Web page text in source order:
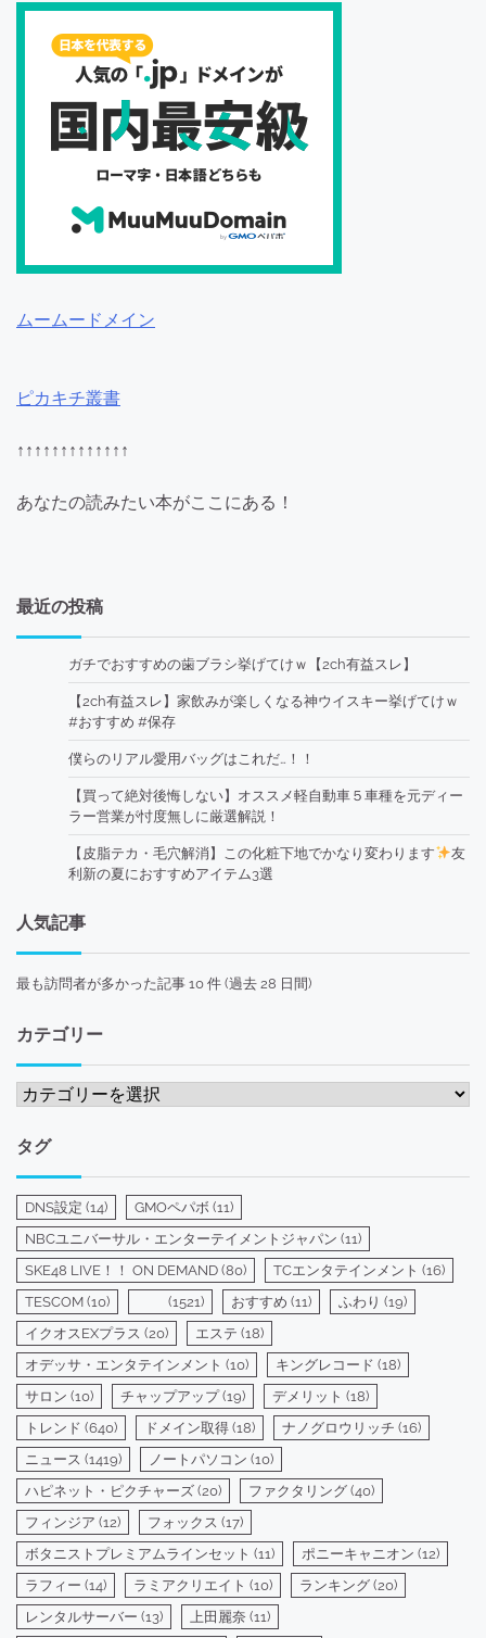
ムームードメイン
ピカキチ叢書
↑↑↑↑↑↑↑↑↑↑↑↑↑
あなたの読みたい本がここにある！
最近の投稿
ガチでおすすめの歯ブラシ挙げてけｗ【2ch有益スレ】
【2ch有益スレ】家飲みが楽しくなる神ウイスキー挙げてけｗ
#おすすめ #保存
僕らのリアル愛用バッグはこれだ…！！
【買って絶対後悔しない】オススメ軽自動車５車種を元ディー
ラー営業が忖度無しに厳選解説！
【皮脂テカ・毛穴解消】この化粧下地でかなり変わります
友
利新の夏におすすめアイテム3選
人気記事
最も訪問者が多かった記事 10 件 (過去 28 日間)
カテゴリー
カ
ゴ
リ
ー
タグ
DNS設定 (14) GMOペパボ (11)
NBCユニバーサル・エンターテイメントジャパン (11)
SKE48 LIVE！！ ON DEMAND (80) TCエンタテインメント (16)
TESCOM (10) (1521) おすすめ (11) ふわり (19)
イクオスEXプラス (20) エステ (18)
オデッサ・エンタテインメント (10) キングレコード (18)
サロン (10) チャップアップ(19) デメリット (18)
トレンド (640) ドメイン取得 (18) ナノグロウリッチ (16)
ニュース (1419) ノートパソコン (10)
ハピネット・ピクチャーズ (20) ファクタリング (40)
フィンジア (12) フォックス (17)
ボタニストプレミアムラインセット (11) ポニーキャニオン (12)
ラフィー (14) ラミアクリエイト (10) ランキング (20)
レンタルサーバー (13) 上田麗奈 (11)